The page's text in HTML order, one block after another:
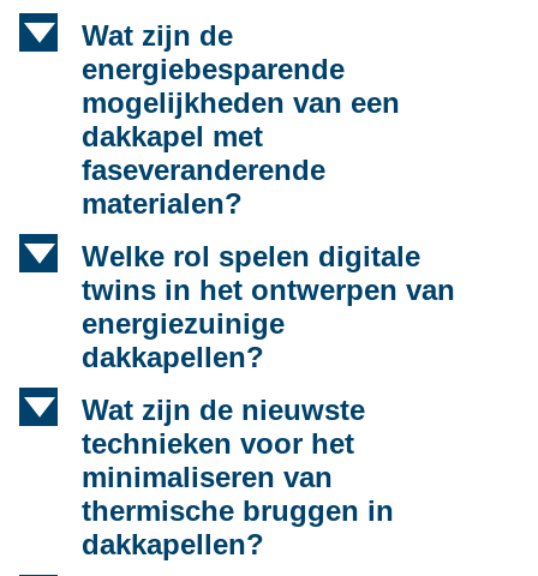
d
Wat zijn de
energiebesparende
mogelijkheden van een
dakkapel met
faseveranderende
materialen?
d
Welke rol spelen digitale
twins in het ontwerpen van
energiezuinige
dakkapellen?
d
Wat zijn de nieuwste
technieken voor het
minimaliseren van
thermische bruggen in
dakkapellen?